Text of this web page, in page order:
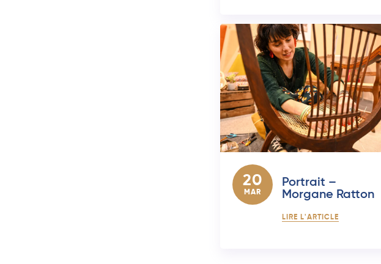
20
MAR
Portrait –
Morgane Ratton
LIRE L'ARTICLE